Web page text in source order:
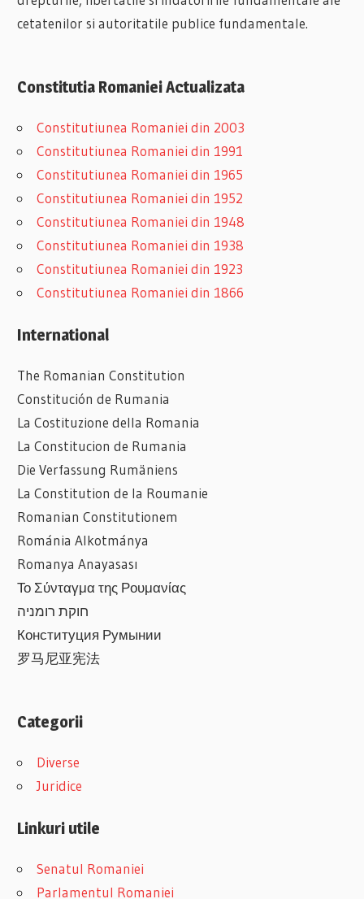
cetatenilor si autoritatile publice fundamentale.
Constitutia Romaniei Actualizata
Constitutiunea Romaniei din 2003
Constitutiunea Romaniei din 1991
Constitutiunea Romaniei din 1965
Constitutiunea Romaniei din 1952
Constitutiunea Romaniei din 1948
Constitutiunea Romaniei din 1938
Constitutiunea Romaniei din 1923
Constitutiunea Romaniei din 1866
International
The Romanian Constitution
Constitución de Rumania
La Costituzione della Romania
La Constitucion de Rumania
Die Verfassung Rumäniens
La Constitution de la Roumanie
Romanian Constitutionem
Románia Alkotmánya
Romanya Anayasası
Το Σύνταγμα της Ρουμανίας
חוקת רומניה
Конституция Румынии
罗马尼亚宪法
Categorii
Diverse
Juridice
Linkuri utile
Senatul Romaniei
Parlamentul Romaniei